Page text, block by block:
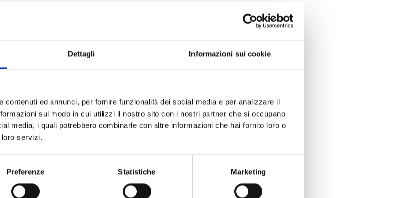
Dettagli Informazioni sui cookie
contenuti ed annunci, per fornire funzionalità dei social media e per analizzare il
sul modo in cui utilizzi il nostro sito con i nostri partner che si occupano
media, i quali potrebbero combinarle con altre informazioni che hai fornito loro o
servizi.
Preferenze Statistiche Marketing
corso di formazione che sia in grado di fornire un
e aiuti i professionisti a restare aggiornati.
per restare competitivi, ma la sua avanzata
migliorarsi e offrire servizi e prodotti migliori.
l'Intelligenza Artificiale (AI), l'Internet of
necessità per chi vuole emergere. Un altro aspetto
Notificati, figure chiave nel garantire che le
conformi alle regolamentazioni.
necessarie per affrontare le nuove sfide del
queste novità in
meglio ed essere al sicuro da sanzioni.
preparati sulle nuove normative ti darà un